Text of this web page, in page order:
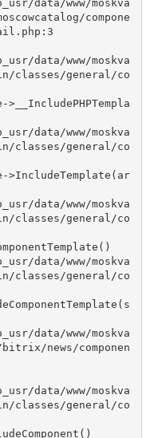
compone
classes/general/co
classes/general/co
>IncludeTemplate(ar
classes/general/co
classes/general/co
news/componen
classes/general/co